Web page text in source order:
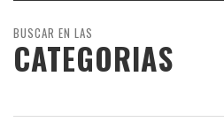
BUSCAR EN LAS
CATEGORIAS